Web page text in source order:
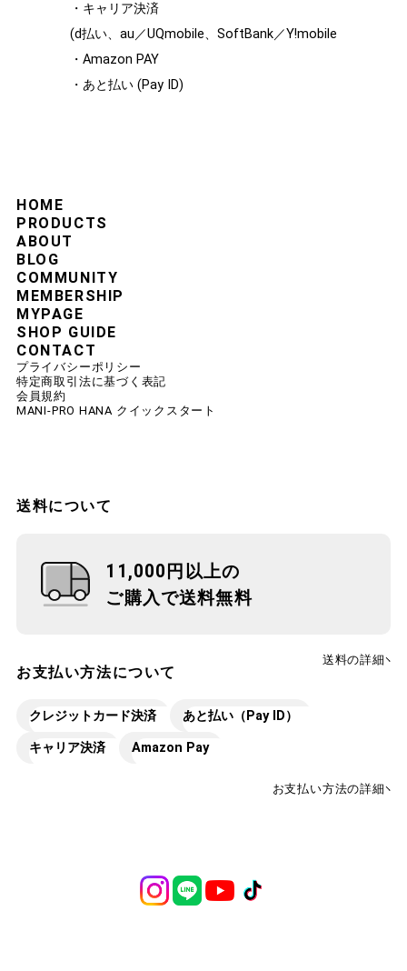
・キャリア決済
(d払い、au／UQmobile、SoftBank／Y!mobile
・Amazon PAY
・あと払い (Pay ID)
HOME
PRODUCTS
ABOUT
BLOG
COMMUNITY
MEMBERSHIP
MYPAGE
SHOP GUIDE
CONTACT
プライバシーポリシー
特定商取引法に基づく表記
会員規約
MANI-PRO HANA クイックスタート
送料について
11,000円以上の
ご購入で送料無料
送料の詳細
お支払い方法について
クレジットカード決済 あと払い（Pay ID）
キャリア決済 Amazon Pay
お支払い方法の詳細